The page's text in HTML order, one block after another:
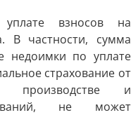
взносов на
В частности, сумма
недоимки по уплате
страхование от
производстве и
не может